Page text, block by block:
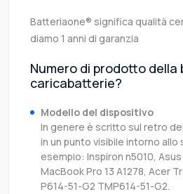
Batteriaone® significa qualità
diamo 1 anni di garanzia
Numero di prodotto della
caricabatterie?
Modello del dispositivo
In genere è scritto sul retro
in un punto visibile intorno allo
esempio: Inspiron n5010, Asus
MacBook Pro 13 A1278, Acer
P614-51-G2 TMP614-51-G2.